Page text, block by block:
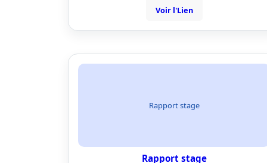
Voir l'Lien
Rapport stage
Rapport stage